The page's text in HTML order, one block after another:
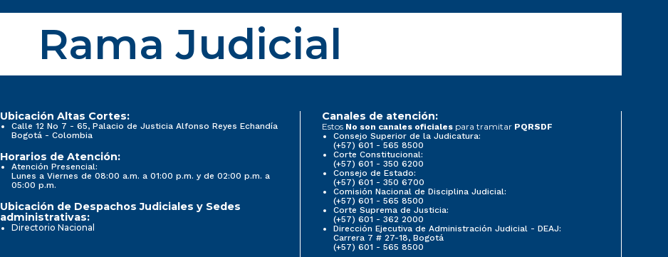
Rama Judicial
Ubicación Altas Cortes:
Calle 12 No 7 - 65, Palacio de Justicia Alfonso Reyes Echandía
Bogotá - Colombia
Horarios de Atención:
Atención Presencial:
Lunes a Viernes de 08:00 a.m. a 01:00 p.m. y de 02:00 p.m. a
05:00 p.m.
Ubicación de Despachos Judiciales y Sedes
administrativas:
Directorio Nacional
Canales de atención:
Estos No son canales oficiales para tramitar PQRSDF
Consejo Superior de la Judicatura:
(+57) 601 - 565 8500
Corte Constitucional:
(+57) 601 - 350 6200
Consejo de Estado:
(+57) 601 - 350 6700
Comisión Nacional de Disciplina Judicial:
(+57) 601 - 565 8500
Corte Suprema de Justicia:
(+57) 601 - 362 2000
Dirección Ejecutiva de Administración Judicial - DEAJ:
Carrera 7 # 27-18, Bogotá
(+57) 601 - 565 8500